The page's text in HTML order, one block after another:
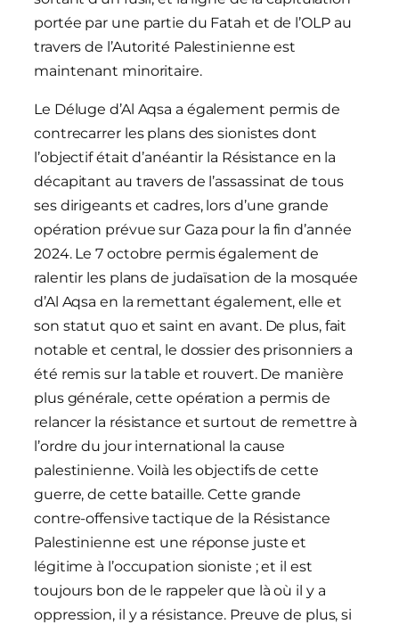
portée par une partie du Fatah et de l’OLP au
travers de l’Autorité Palestinienne est
maintenant minoritaire.
Le Déluge d’Al Aqsa a également permis de
contrecarrer les plans des sionistes dont
l’objectif était d’anéantir la Résistance en la
décapitant au travers de l’assassinat de tous
ses dirigeants et cadres, lors d’une grande
opération prévue sur Gaza pour la fin d’année
2024. Le 7 octobre permis également de
ralentir les plans de judaïsation de la mosquée
d’Al Aqsa en la remettant également, elle et
son statut quo et saint en avant. De plus, fait
notable et central, le dossier des prisonniers a
été remis sur la table et rouvert. De manière
plus générale, cette opération a permis de
relancer la résistance et surtout de remettre à
l’ordre du jour international la cause
palestinienne. Voilà les objectifs de cette
guerre, de cette bataille. Cette grande
contre‑offensive tactique de la Résistance
Palestinienne est une réponse juste et
légitime à l’occupation sioniste ; et il est
toujours bon de le rappeler que là où il y a
oppression, il y a résistance. Preuve de plus, si